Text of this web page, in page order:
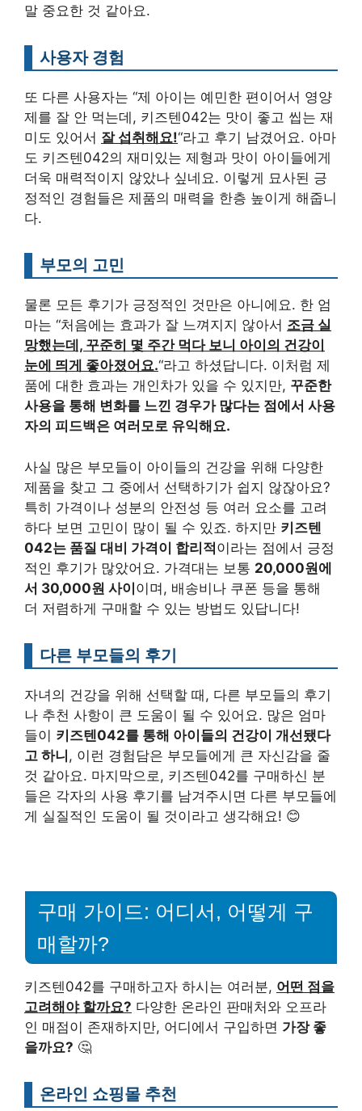
말 중요한 것 같아요.
사용자 경험
또 다른 사용자는 “제 아이는 예민한 편이어서 영양
제를 잘 안 먹는데, 키즈텐042는 맛이 좋고 씹는 재
미도 있어서 잘 섭취해요!“라고 후기 남겼어요. 아마
도 키즈텐042의 재미있는 제형과 맛이 아이들에게
더욱 매력적이지 않았나 싶네요. 이렇게 묘사된 긍
정적인 경험들은 제품의 매력을 한층 높이게 해줍니
다.
부모의 고민
물론 모든 후기가 긍정적인 것만은 아니에요. 한 엄
마는 “처음에는 효과가 잘 느껴지지 않아서 조금 실
망했는데, 꾸준히 몇 주간 먹다 보니 아이의 건강이
눈에 띄게 좋아졌어요.“라고 하셨답니다. 이처럼 제
품에 대한 효과는 개인차가 있을 수 있지만, 꾸준한
사용을 통해 변화를 느낀 경우가 많다는 점에서 사용
자의 피드백은 여러모로 유익해요.
사실 많은 부모들이 아이들의 건강을 위해 다양한
제품을 찾고 그 중에서 선택하기가 쉽지 않잖아요?
특히 가격이나 성분의 안전성 등 여러 요소를 고려
하다 보면 고민이 많이 될 수 있죠. 하지만 키즈텐
042는 품질 대비 가격이 합리적이라는 점에서 긍정
적인 후기가 많았어요. 가격대는 보통 20,000원에
서 30,000원 사이이며, 배송비나 쿠폰 등을 통해
더 저렴하게 구매할 수 있는 방법도 있답니다!
다른 부모들의 후기
자녀의 건강을 위해 선택할 때, 다른 부모들의 후기
나 추천 사항이 큰 도움이 될 수 있어요. 많은 엄마
들이 키즈텐042를 통해 아이들의 건강이 개선됐다
고 하니, 이런 경험담은 부모들에게 큰 자신감을 줄
것 같아요. 마지막으로, 키즈텐042를 구매하신 분
들은 각자의 사용 후기를 남겨주시면 다른 부모들에
게 실질적인 도움이 될 것이라고 생각해요! 😊
구매 가이드: 어디서, 어떻게 구
매할까?
키즈텐042를 구매하고자 하시는 여러분, 어떤 점을
고려해야 할까요? 다양한 온라인 판매처와 오프라
인 매점이 존재하지만, 어디에서 구입하면 가장 좋
을까요? 🤔
온라인 쇼핑몰 추천